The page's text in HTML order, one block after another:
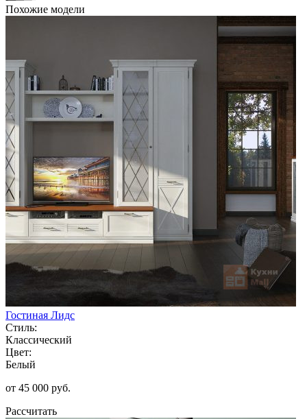
Похожие модели
Гостиная Лидс
Стиль:
Классический
Цвет:
Белый
от 45 000 руб.
Рассчитать